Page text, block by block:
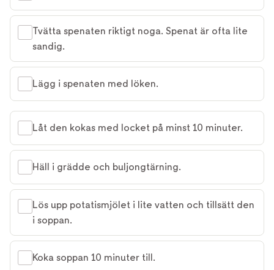
Tvätta spenaten riktigt noga. Spenat är ofta lite
sandig.
Lägg i spenaten med löken.
Låt den kokas med locket på minst 10 minuter.
Häll i grädde och buljongtärning.
Lös upp potatismjölet i lite vatten och tillsätt den
i soppan.
Koka soppan 10 minuter till.